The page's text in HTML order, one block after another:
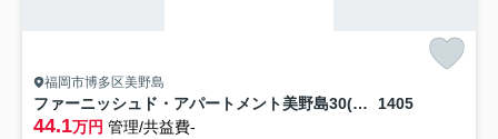
福岡市博多区美野島
ファーニッシュド・アパートメント美野島30(福岡エリア) 1405
44.1万円 管理/共益費-